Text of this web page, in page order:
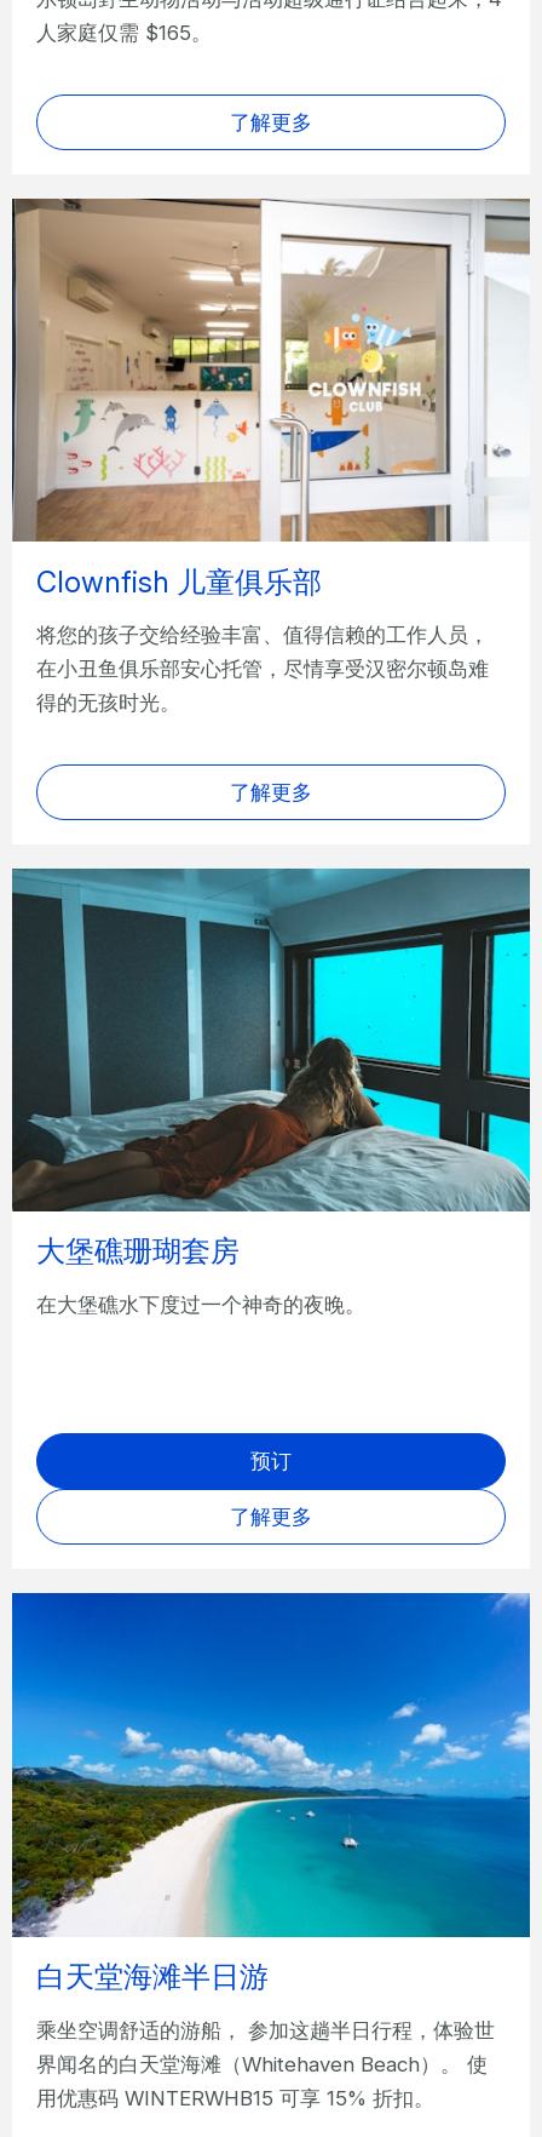
人家庭仅需 $165。
了解更多
Clownfish 儿童俱乐部
将您的孩子交给经验丰富、值得信赖的工作人员，
在小丑鱼俱乐部安心托管，尽情享受汉密尔顿岛难
得的无孩时光。
了解更多
大堡礁珊瑚套房
在大堡礁水下度过一个神奇的夜晚。
预订
了解更多
白天堂海滩半日游
乘坐空调舒适的游船， 参加这趟半日行程，体验世
界闻名的白天堂海滩（Whitehaven Beach）。 使
用优惠码 WINTERWHB15 可享 15% 折扣。